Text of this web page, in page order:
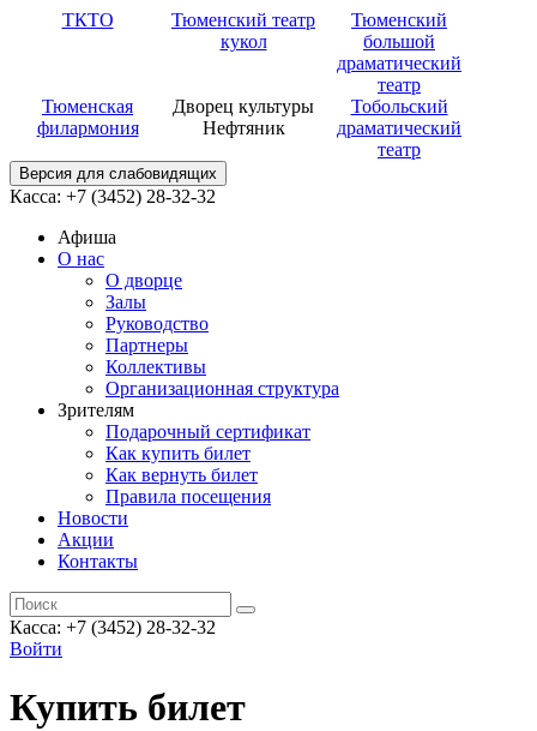
ТКТО
Тюменский театр
кукол
Тюменский
большой
драматический
театр
Тюменская
филармония
Дворец культуры
Нефтяник
Тобольский
драматический
театр
Версия для слабовидящих
Касса: +7 (3452) 28-32-32
Афиша
О нас
О дворце
Залы
Руководство
Партнеры
Коллективы
Организационная структура
Зрителям
Подарочный сертификат
Как купить билет
Как вернуть билет
Правила посещения
Новости
Акции
Контакты
Касса: +7 (3452) 28-32-32
Войти
Купить билет